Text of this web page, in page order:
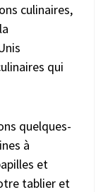
culinaires,
qui
quelques-
à
et
tablier et